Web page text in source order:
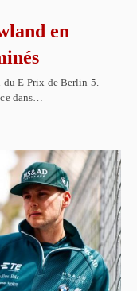
en
E-Prix de Berlin 5.
dans…